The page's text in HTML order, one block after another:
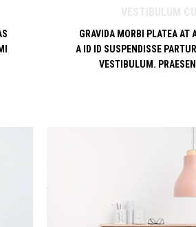
GRAVIDA MORBI PLATEA AT
A ID ID SUSPENDISSE
VESTIBULUM.